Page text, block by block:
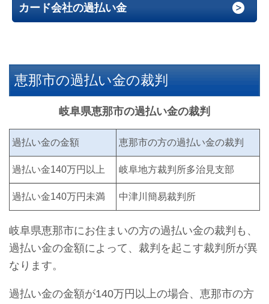
カード会社の過払い金
恵那市の過払い金の裁判
岐阜県恵那市の過払い金の裁判
過払い金の金額 恵那市の方の過払い金の裁判
過払い金140万円以上 岐阜地方裁判所多治見支部
過払い金140万円未満 中津川簡易裁判所
岐阜県恵那市にお住まいの方の過払い金の裁判も、
過払い金の金額によって、裁判を起こす裁判所が異
なります。
過払い金の金額が140万円以上の場合、恵那市の方